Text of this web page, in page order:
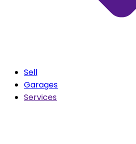
Sell
Garages
Services